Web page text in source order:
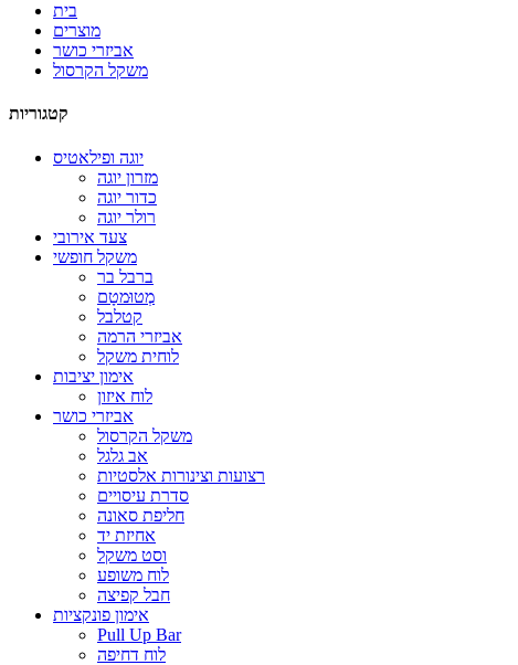
בית
מוצרים
אביזרי כושר
משקל הקרסול
קטגוריות
יוגה ופילאטיס
מזרון יוגה
כדור יוגה
רולר יוגה
צעד אירובי
משקל חופשי
ברבל בר
מְטוּמטָם
קטלבל
אביזרי הרמה
לוחית משקל
אימון יציבות
לוח איזון
אביזרי כושר
משקל הקרסול
אב גלגל
רצועות וצינורות אלסטיות
סדרת עיסויים
חליפת סאונה
אחיזת יד
וסט משקל
לוח משופע
חבל קפיצה
אימון פונקציות
Pull Up Bar
לוח דחיפה